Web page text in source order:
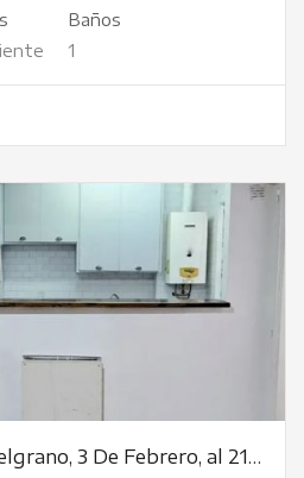
Baños
1
3 De Febrero, al 2100